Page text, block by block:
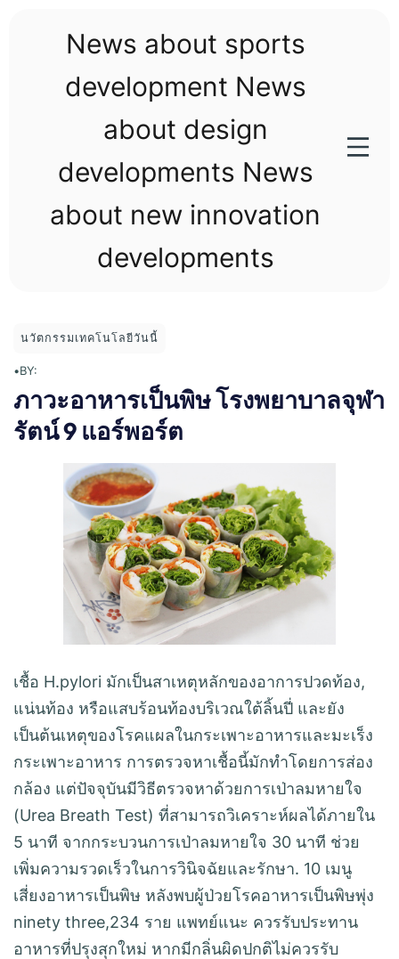
News about sports
development News
about design
developments News
about new innovation
developments
นวัตกรรมเทคโนโลยีวันนี้
•BY:
ภาวะอาหารเป็นพิษ โรงพยาบาลจุฬา
รัตน์ 9 แอร์พอร์ต
เชื้อ H.pylori มักเป็นสาเหตุหลักของอาการปวดท้อง,
แน่นท้อง หรือแสบร้อนท้องบริเวณใต้ลิ้นปี่ และยัง
เป็นต้นเหตุของโรคแผลในกระเพาะอาหารและมะเร็ง
กระเพาะอาหาร การตรวจหาเชื้อนี้มักทำโดยการส่อง
กล้อง แต่ปัจจุบันมีวิธีตรวจหาด้วยการเป่าลมหายใจ
(Urea Breath Test) ที่สามารถวิเคราะห์ผลได้ภายใน
5 นาที จากกระบวนการเป่าลมหายใจ 30 นาที ช่วย
เพิ่มความรวดเร็วในการวินิจฉัยและรักษา. 10 เมนู
เสี่ยงอาหารเป็นพิษ หลังพบผู้ป่วยโรคอาหารเป็นพิษพุ่ง
ninety three,234 ราย แพทย์แนะ ควรรับประทาน
อาหารที่ปรุงสุกใหม่ หากมีกลิ่นผิดปกติไม่ควรรับ